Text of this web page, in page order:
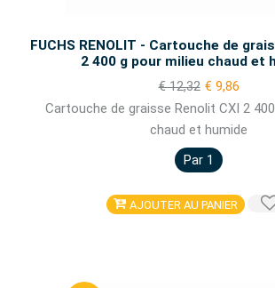
FUCHS RENOLIT - Cartouche de
2 400 g pour milieu chaud et
€ 12,32 € 9,86
Cartouche de graisse Renolit CXI 2
chaud et humide
Par 1
AJOUTER AU PANIER